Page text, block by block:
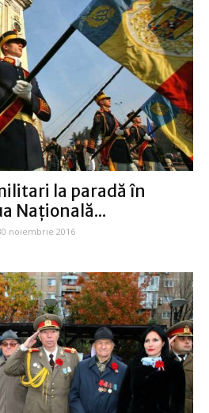
la paradă în
Naţională...
noiembrie 2016